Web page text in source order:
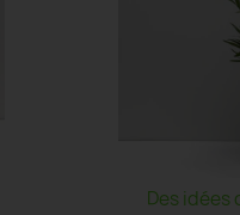
Des idées